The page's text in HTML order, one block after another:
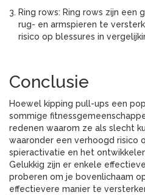
Ring rows: Ring rows zijn
rug- en armspieren te
risico op blessures in
Conclusie
Hoewel kipping pull-ups een
sommige
redenen waarom ze als slecht
waaronder een verhoogd risico
spieractivatie en het
Gelukkig zijn er enkele
proberen om je bovenlichaam
effectievere manier te